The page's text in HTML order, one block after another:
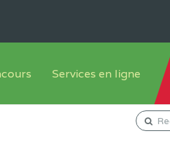
francophone
Services en ligne
Orientation Conseil
Gestion du Personnel